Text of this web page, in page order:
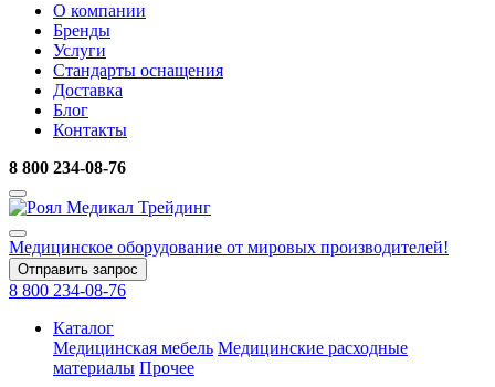
О компании
Бренды
Услуги
Стандарты оснащения
Доставка
Блог
Контакты
8 800 234-08-76
Медицинское оборудование от мировых производителей!
Отправить запрос
8 800 234-08-76
Каталог
Медицинская мебель Медицинские расходные
материалы Прочее